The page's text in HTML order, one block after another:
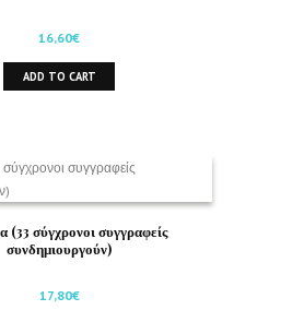
16,60€
ADD TO CART
(33 σύγχρονοι συγγραφείς
συνδημιουργούν)
17,80€